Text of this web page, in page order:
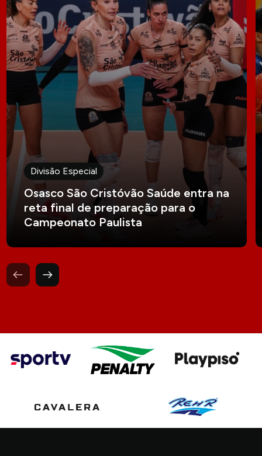
Divisão Especial
Osasco São Cristóvão Saúde entra na
reta final de preparação para o
Campeonato Paulista